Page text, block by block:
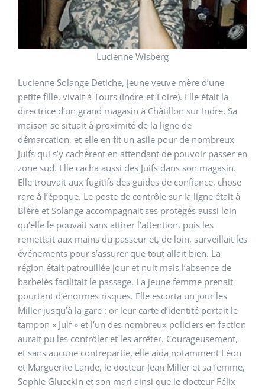
Lucienne Wisberg
Lucienne Solange Detiche, jeune veuve mère d’une
petite fille, vivait à Tours (Indre-et-Loire). Elle était la
directrice d’un grand magasin à Châtillon sur Indre. Sa
maison se situait à proximité de la ligne de
démarcation, et elle en fit un asile pour de nombreux
Juifs qui s’y cachèrent en attendant de pouvoir passer en
zone sud. Elle cacha aussi des Juifs dans son magasin.
Elle trouvait aux fugitifs des guides de confiance, chose
rare à l’époque. Le poste de contrôle sur la ligne était à
Bléré et Solange accompagnait ses protégés aussi loin
qu’elle le pouvait sans attirer l’attention, puis les
remettait aux mains du passeur et, de loin, surveillait les
événements pour s’assurer que tout allait bien. La
région était patrouillée jour et nuit mais l’absence de
barbelés facilitait le passage. La jeune femme prenait
pourtant d’énormes risques. Elle escorta un jour les
Miller jusqu’à la gare : or leur carte d’identité portait le
tampon « Juif » et l’un des nombreux policiers en faction
aurait pu les contrôler et les arrêter. Courageusement,
et sans aucune contrepartie, elle aida notamment Léon
et Marguerite Lande, le docteur Jean Miller et sa femme,
Sophie Glueckin et son mari ainsi que le docteur Félix